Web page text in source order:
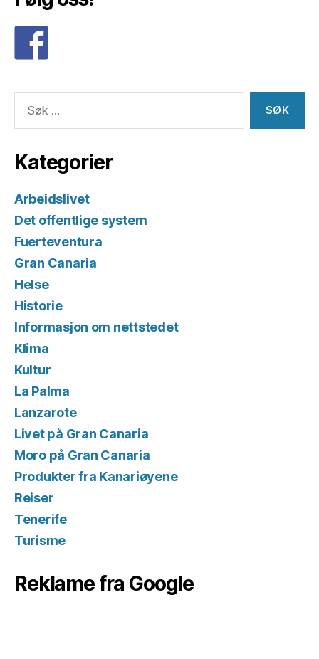
etter:
Kategorier
Arbeidslivet
Det offentlige system
Fuerteventura
Gran Canaria
Helse
Historie
Informasjon om nettstedet
Klima
Kultur
La Palma
Lanzarote
Livet på Gran Canaria
Moro på Gran Canaria
Produkter fra Kanariøyene
Reiser
Tenerife
Turisme
Reklame fra Google